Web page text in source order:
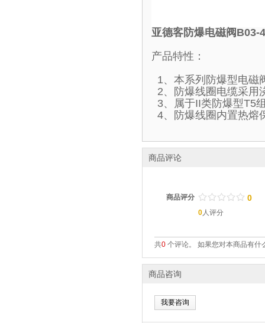
亚德客防爆电磁阀B03-
产品特性：
1、本系列防爆型电磁
2、防爆线圈电缆采用
3、属于II类防爆型T5
4、防爆线圈内置热熔
商品评论
商品评分 / / / / /
. . . . . 0
0人评分
共0 个评论。 如果您对本商品有什
商品咨询
我要咨询